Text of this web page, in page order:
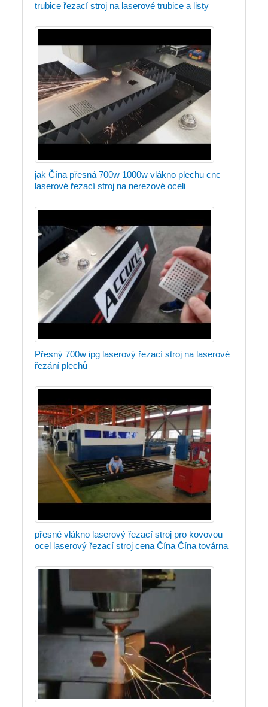
trubice řezací stroj na laserové trubice a listy
jak Čína přesná 700w 1000w vlákno plechu cnc
laserové řezací stroj na nerezové oceli
Přesný 700w ipg laserový řezací stroj na laserové
řezání plechů
přesné vlákno laserový řezací stroj pro kovovou
ocel laserový řezací stroj cena Čína Čína továrna